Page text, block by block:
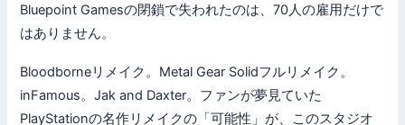
Bluepoint Gamesの閉鎖で失われたのは、70人の雇用だけで
はありません。
Bloodborneリメイク。Metal Gear Solidフルリメイク。
inFamous。Jak and Daxter。ファンが夢見ていた
PlayStationの名作リメイクの「可能性」が、このスタジオ